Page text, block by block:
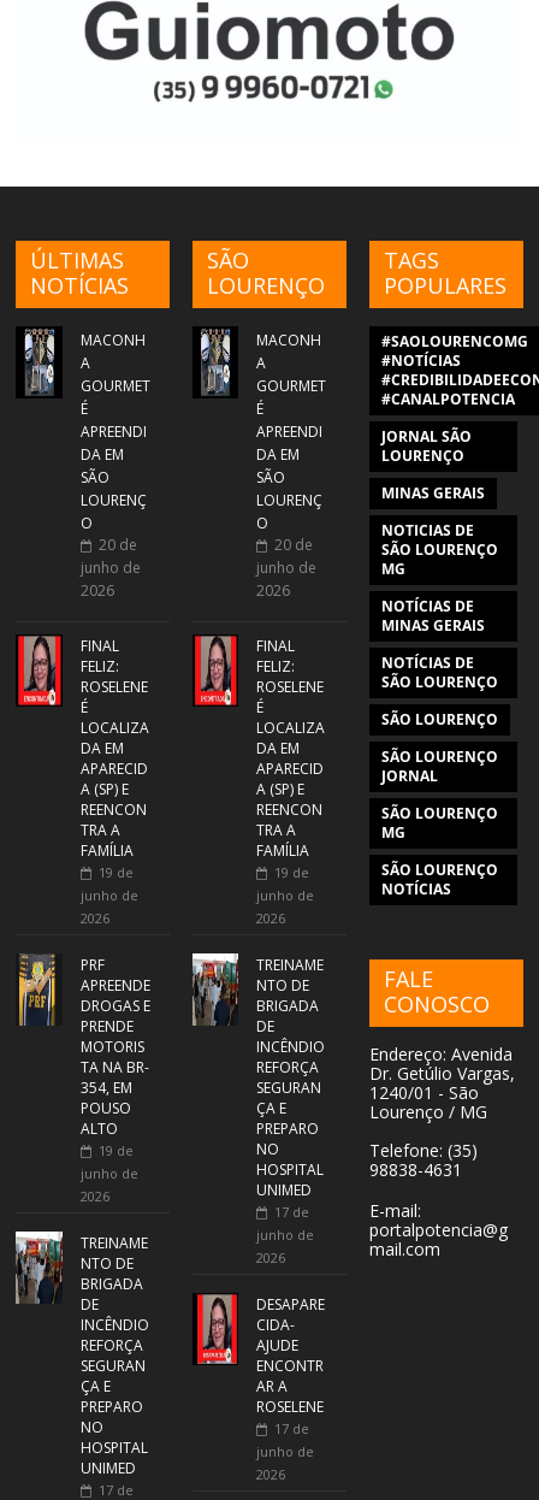
ÚLTIMAS
NOTÍCIAS
MACONH
A
GOURMET
É
APREENDI
DA EM
SÃO
LOURENÇ
O
20 de
junho de
2026
FINAL
FELIZ:
ROSELENE
É
LOCALIZA
DA EM
APARECID
A (SP) E
REENCON
TRA A
FAMÍLIA
19 de
junho de
2026
PRF
APREENDE
DROGAS E
PRENDE
MOTORIS
TA NA BR-
354, EM
POUSO
ALTO
19 de
junho de
2026
TREINAME
NTO DE
BRIGADA
DE
INCÊNDIO
REFORÇA
SEGURAN
ÇA E
PREPARO
NO
HOSPITAL
UNIMED
17 de
SÃO
LOURENÇO
MACONH
A
GOURMET
É
APREENDI
DA EM
SÃO
LOURENÇ
O
20 de
junho de
2026
FINAL
FELIZ:
ROSELENE
É
LOCALIZA
DA EM
APARECID
A (SP) E
REENCON
TRA A
FAMÍLIA
19 de
junho de
2026
TREINAME
NTO DE
BRIGADA
DE
INCÊNDIO
REFORÇA
SEGURAN
ÇA E
PREPARO
NO
HOSPITAL
UNIMED
17 de
junho de
2026
DESAPARE
CIDA-
AJUDE
ENCONTR
AR A
ROSELENE
17 de
junho de
2026
TAGS
POPULARES
#SAOLOURENCOMG
#NOTÍCIAS
#CANALPOTENCIA
JORNAL SÃO
LOURENÇO
MINAS GERAIS
NOTICIAS DE
SÃO LOURENÇO
MG
NOTÍCIAS DE
MINAS GERAIS
NOTÍCIAS DE
SÃO LOURENÇO
SÃO LOURENÇO
SÃO LOURENÇO
JORNAL
SÃO LOURENÇO
MG
SÃO LOURENÇO
NOTÍCIAS
FALE
CONOSCO
Endereço: Avenida
Dr. Getúlio Vargas,
1240/01 - São
Lourenço / MG
Telefone: (35)
98838-4631
E-mail:
portalpotencia@g
mail.com